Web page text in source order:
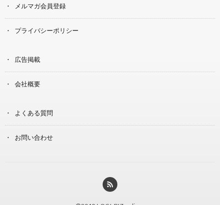
メルマガ会員登録
プライバシーポリシー
広告掲載
会社概要
よくある質問
お問い合わせ